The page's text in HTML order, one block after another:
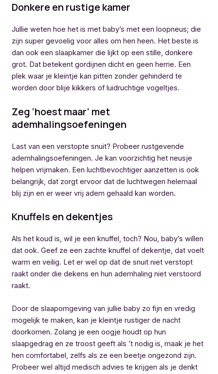
Donkere en rustige kamer
Jullie weten hoe het is met baby’s met een loopneus; die
zijn super gevoelig voor alles om hen heen. Het beste is
dan ook een slaapkamer die lijkt op een stille, donkere
grot. Dat betekent gordijnen dicht en geen herrie. Een
plek waar je kleintje kan pitten zonder gehinderd te
worden door blije kikkers of luidruchtige vogeltjes.
Zeg ‘hoest maar’ met
ademhalingsoefeningen
Last van een verstopte snuit? Probeer rustgevende
ademhalingsoefeningen. Je kan voorzichtig het neusje
helpen vrijmaken. Een luchtbevochtiger aanzetten is ook
belangrijk, dat zorgt ervoor dat de luchtwegen helemaal
blij zijn en er weer vrij adem gehaald kan worden.
Knuffels en dekentjes
Als het koud is, wil je een knuffel, toch? Nou, baby’s willen
dat ook. Geef ze een zachte knuffel of dekentje, dat voelt
warm en veilig. Let er wel op dat de snuit niet verstopt
raakt onder die dekens en hun ademhaling niet verstoord
raakt.
Door de slaapomgeving van jullie baby zo fijn en vredig
mogelijk te maken, kan je kleintje rustiger de nacht
doorkomen. Zolang je een oogje houdt op hun
slaapgedrag en ze troost geeft als ’t nodig is, maak je het
hen comfortabel, zelfs als ze een beetje ongezond zijn.
Probeer wel altijd medisch advies te krijgen als je denkt